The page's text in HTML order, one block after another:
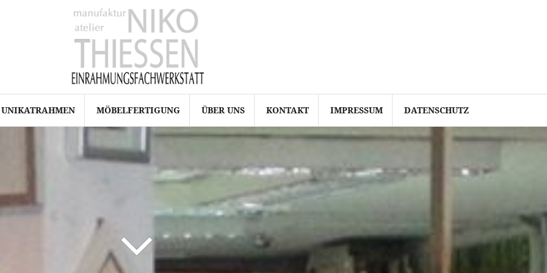
UNIKATRAHMEN MÖBELFERTIGUNG ÜBER UNS KONTAKT IMPRESSUM DATENSCHUTZ